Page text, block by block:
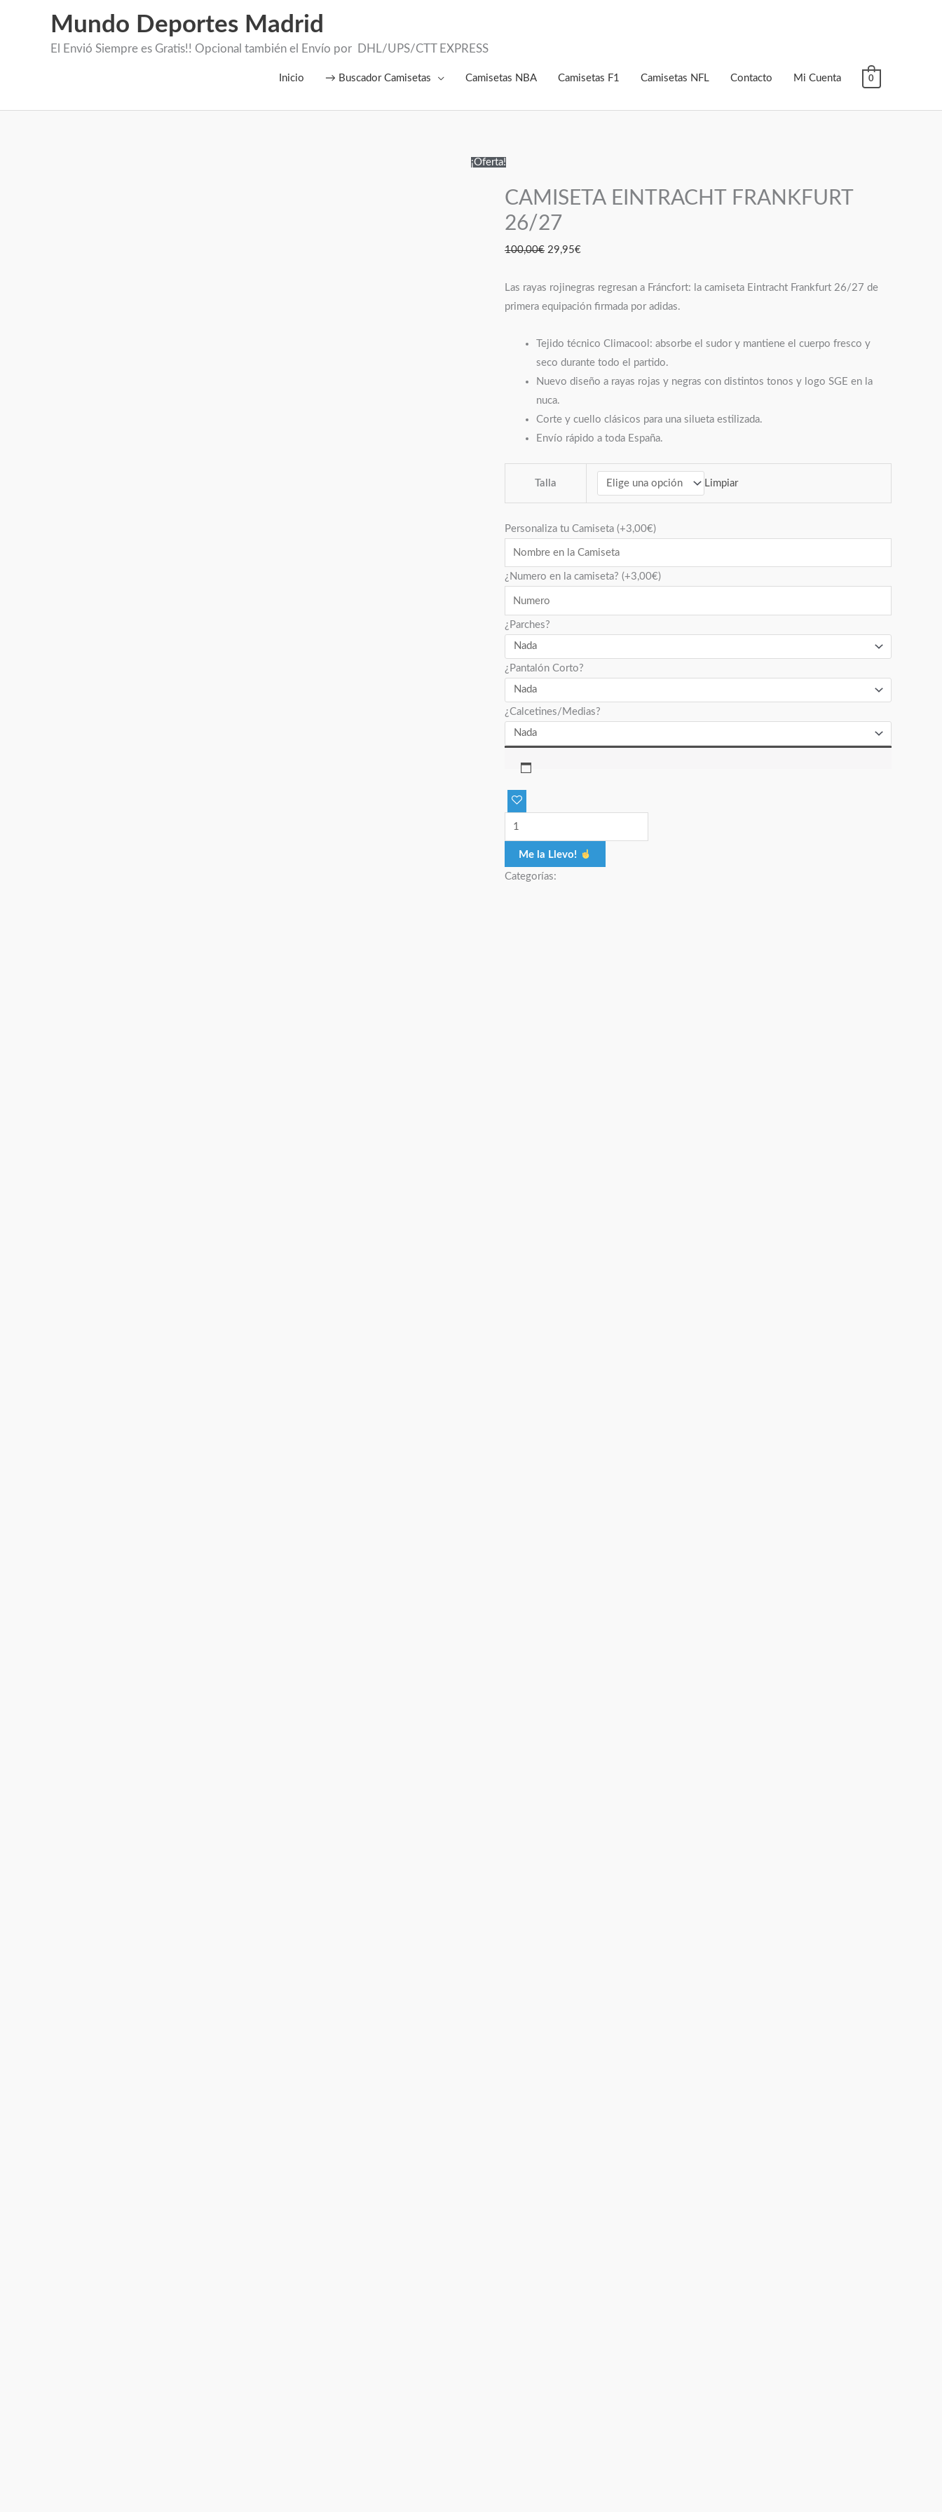
Mundo Deportes Madrid
El Envió Siempre es Gratis!! Opcional también el Envío por DHL/UPS/CTT EXPRESS
Inicio → Buscador Camisetas Camisetas NBA Camisetas F1 Camisetas NFL Contacto Mi Cuenta 0
¡Oferta!
CAMISETA EINTRACHT FRANKFURT
26/27
100,00€
original
era:
29,95€
actual
Las rayas rojinegras regresan a Fráncfort: la camiseta Eintracht Frankfurt 26/27 de
primera equipación firmada por adidas.
Tejido técnico Climacool: absorbe el sudor y mantiene el cuerpo fresco y
seco durante todo el partido.
Nuevo diseño a rayas rojas y negras con distintos tonos y logo SGE en la
nuca.
Corte y cuello clásicos para una silueta estilizada.
Envío rápido a toda España.
Talla Limpiar
Personaliza tu Camiseta (+3,00€)
¿Numero en la camiseta? (+3,00€)
¿Parches?
¿Pantalón Corto?
¿Calcetines/Medias?
CAMISETA
FRANKFURT
26/27
Me la Llevo!
Categorías: